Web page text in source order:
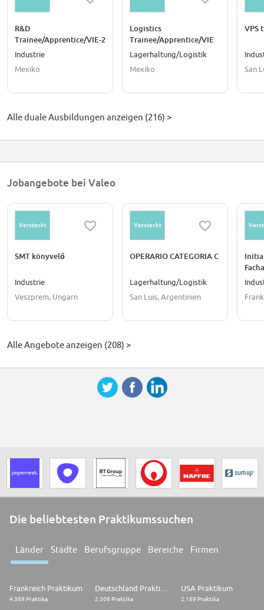
R&D
Trainee/Apprentice/VIE-2
Industrie
Mexiko
Logistics
Trainee/Apprentice/VIE
Lagerhaltung/Logistik
Mexiko
VPS
San
Alle duale Ausbildungen anzeigen (216) >
Jobangebote bei Valeo
Versteckt
SMT könyvelő
Industrie
Veszprem, Ungarn
Versteckt
OPERARIO CATEGORIA C
Lagerhaltung/Logistik
San Luis, Argentinien
Alle Angebote anzeigen (208) >
Die beliebtesten Praktikumssuchen
Länder Städte Berufsgruppe Bereiche Firmen
Frankreich Praktikum
4.369 Praktika 2.308 Praktika
USA Praktikum
2.189 Praktika